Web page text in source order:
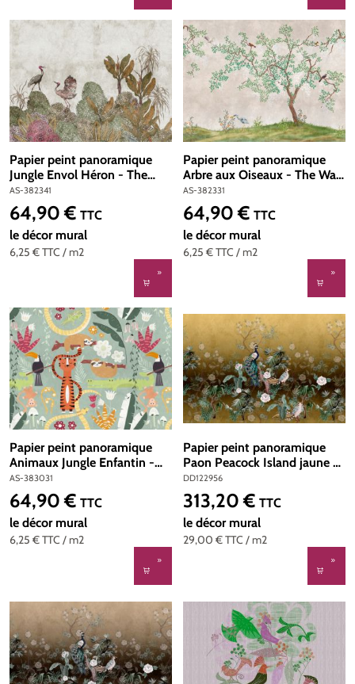
Papier peint panoramique
Jungle Envol Héron - The
Wall d'A.S. Création | Réf. AS-
382341
AS-382341
6,25 €TTC / m2
Prix régulier :
64,90 € TTC
le décor mural
Papier peint panoramique
Arbre aux Oiseaux - The Wall
d'A.S. Création | Réf. AS-
382331
AS-382331
6,25 €TTC / m2
Prix régulier :
64,90 € TTC
le décor mural
Papier peint panoramique
Animaux Jungle Enfantin -
The Wall d'A.S. Création | Réf.
AS-383031
AS-383031
6,25 €TTC / m2
Prix régulier :
64,90 € TTC
le décor mural
Papier peint panoramique
Paon Peacock Island jaune -
Référence DD122956 -
Intissé 200g/m2 - 400 x
270 cm
DD122956
29,00 €TTC / m2
Prix régulier :
313,20 € TTC
le décor mural